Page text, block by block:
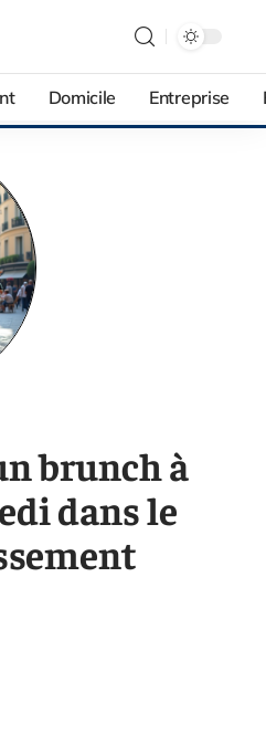
Domicile Entreprise
brunch à
dans le